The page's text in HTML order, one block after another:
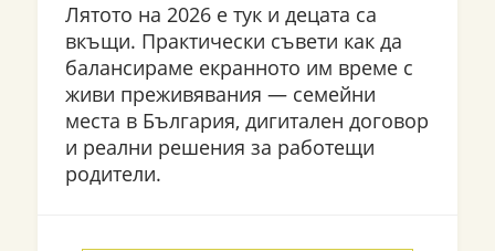
Лятото на 2026 е тук и децата са
вкъщи. Практически съвети как да
балансираме екранното им време с
живи преживявания — семейни
места в България, дигитален договор
и реални решения за работещи
родители.